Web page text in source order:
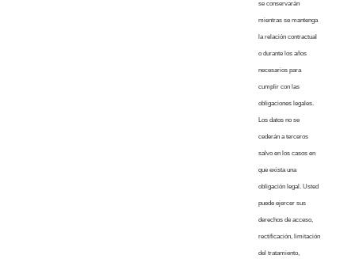
se conservarán
mientras se mantenga
la relación contractual
o durante los años
necesarios para
cumplir con las
obligaciones legales.
Los datos no se
cederán a terceros
salvo en los casos en
que exista una
obligación legal. Usted
puede ejercer sus
derechos de acceso,
rectificación, limitación
del tratamiento,